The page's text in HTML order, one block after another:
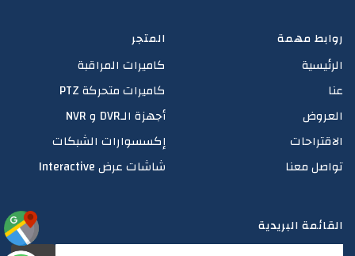
روابط مهمة
الرئيسية
عنا
العروض
الاقتراحات
تواصل معنا
المتجر
كاميرات المراقبة
كاميرات متحركة PTZ
أجهزة الـDVR و NVR
إكسسوارات الشبكات
شاشات عرض Interactive
القائمة البريدية